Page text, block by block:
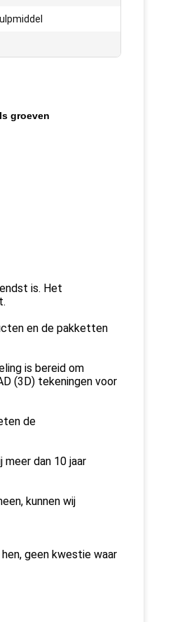
groeven
is. Het
en de pakketten
is bereid om
(3D) tekeningen voor
de
dan 10 jaar
kunnen wij
geen kwestie waar